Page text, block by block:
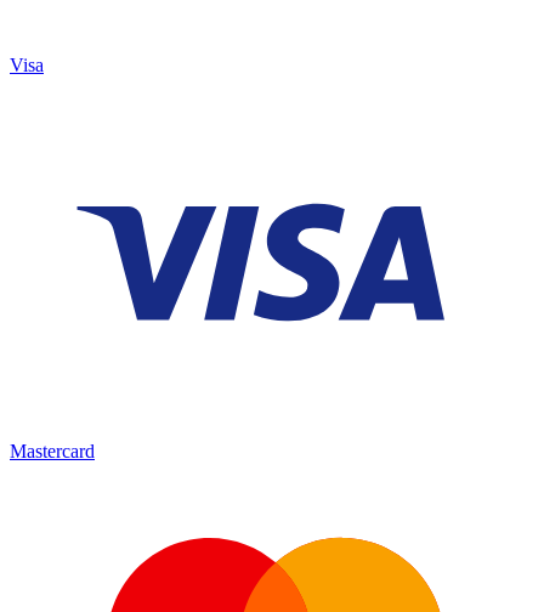
Visa
Mastercard